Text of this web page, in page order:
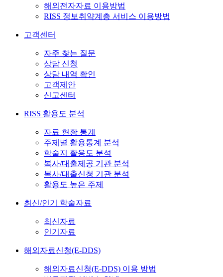
해외전자자료 이용방법
RISS 정보취약계층 서비스 이용방법
고객센터
자주 찾는 질문
상담 신청
상담 내역 확인
고객제안
신고센터
RISS 활용도 분석
자료 현황 통계
주제별 활용통계 분석
학술지 활용도 분석
복사/대출제공 기관 분석
복사/대출신청 기관 분석
활용도 높은 주제
최신/인기 학술자료
최신자료
인기자료
해외자료신청(E-DDS)
해외자료신청(E-DDS) 이용 방법